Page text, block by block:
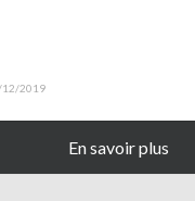
12/2019
En savoir plus